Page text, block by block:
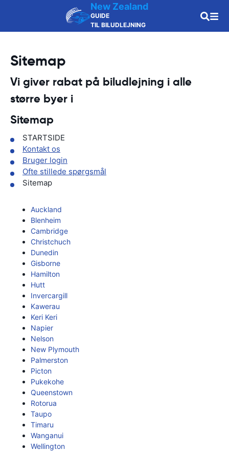
New Zealand
GUIDE
TIL BILUDLEJNING
Sitemap
Vi giver rabat på biludlejning i alle
større byer i
Sitemap
STARTSIDE
Kontakt os
Bruger login
Ofte stillede spørgsmål
Sitemap
Auckland
Blenheim
Cambridge
Christchuch
Dunedin
Gisborne
Hamilton
Hutt
Invercargill
Kawerau
Keri Keri
Napier
Nelson
New Plymouth
Palmerston
Picton
Pukekohe
Queenstown
Rotorua
Taupo
Timaru
Wanganui
Wellington